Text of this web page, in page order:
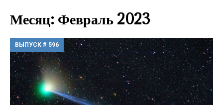
Месяц: Февраль 2023
ВЫПУСК # 596